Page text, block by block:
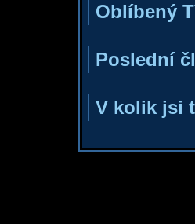
Oblíbený
Poslední
V kolik jsi